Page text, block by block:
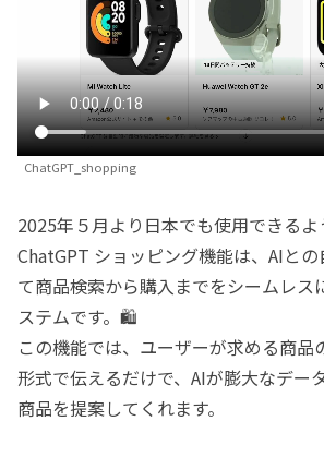
ChatGPT_shopping
2025年５月より日本でも使用できる
ChatGPT ショッピング機能は、AIと
て商品検索から購入までをシームレス
ステムです。🛍️
この機能では、ユーザーが求める商品
形式で伝えるだけで、AIが膨大なデー
商品を提案してくれます。